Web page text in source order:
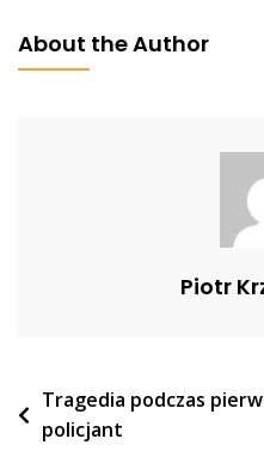
About the Author
Piotr
Nawigacja
wpisu
Tragedia podczas
policjant